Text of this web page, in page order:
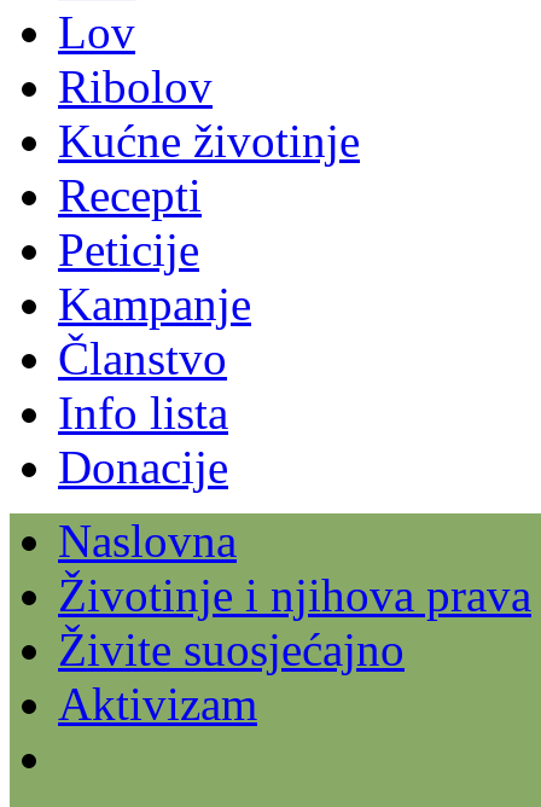
Lov
Ribolov
Kućne životinje
Recepti
Peticije
Kampanje
Članstvo
Info lista
Donacije
Naslovna
Životinje i njihova prava
Živite suosjećajno
Aktivizam